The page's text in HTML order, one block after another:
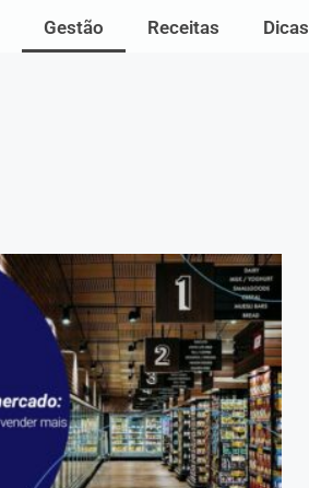
Gestão Receitas Dicas